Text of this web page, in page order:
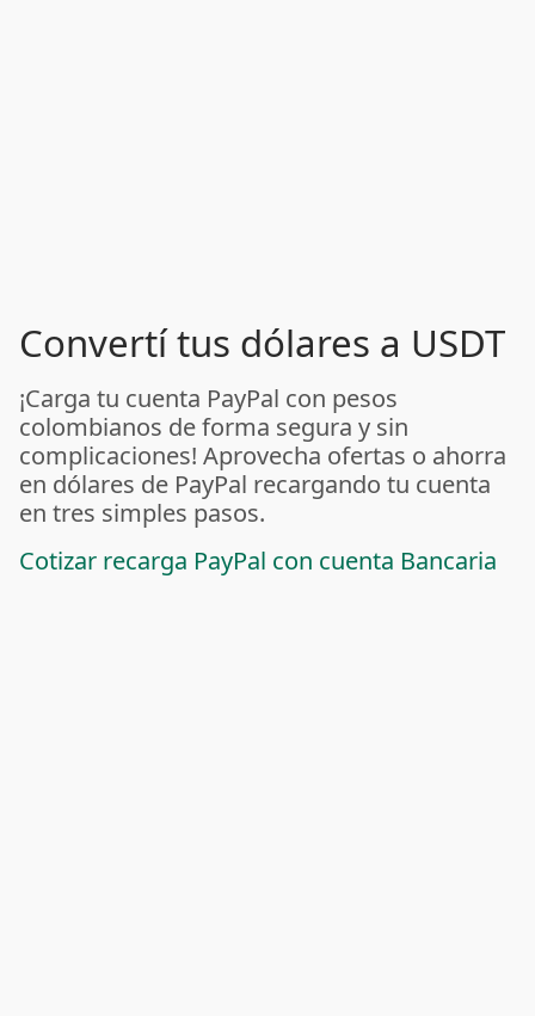
Convertí tus dólares a USDT
¡Carga tu cuenta PayPal con pesos
colombianos de forma segura y sin
complicaciones! Aprovecha ofertas o ahorra
en dólares de PayPal recargando tu cuenta
en tres simples pasos.
Cotizar recarga PayPal con cuenta Bancaria